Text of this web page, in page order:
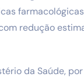
redução
da Saúde,